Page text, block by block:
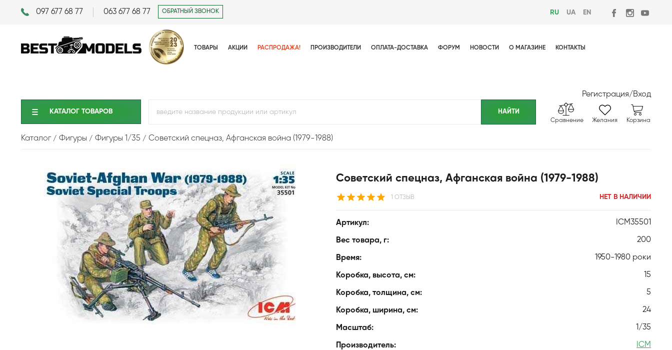
097 677 68 77 063 677 68 77 ОБРАТНЫЙ ЗВОНОК RU UA EN
ТОВАРЫ АКЦИИ РАСПРОДАЖА! ПРОИЗВОДИТЕЛИ ОПЛАТА-ДОСТАВКА ФОРУМ НОВОСТИ О МАГАЗИНЕ КОНТАКТЫ
Регистрация/Вход
КАТАЛОГ ТОВАРОВ
Сравнение Желания Корзина
Каталог Фигуры Фигуры 1/35 Советский спецназ, Афганская война (1979-1988)
Советский спецназ, Афганская война (1979-1988)
1 ОТЗЫВ НЕТ В НАЛИЧИИ
Артикул: ICM35501
Вес товара, г: 200
Время: 1950-1980 роки
Коробка, высота, см: 15
Коробка, толщина, см: 5
Коробка, ширина, см: 24
Масштаб: 1/35
Производитель: ICM